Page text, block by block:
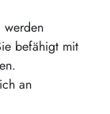
werden
befähigt mit
an